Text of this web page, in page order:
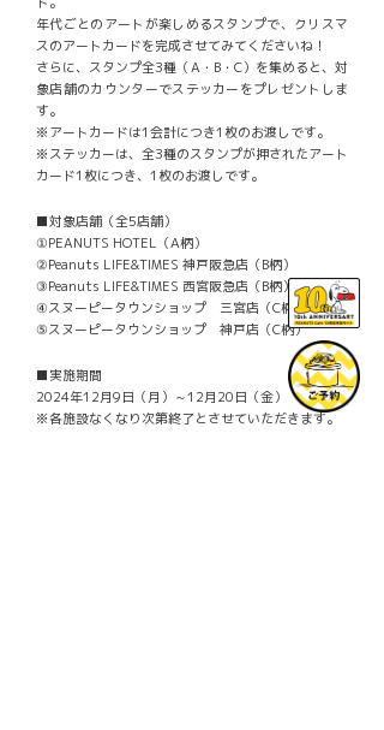
年代ごとのアートが楽しめるスタンプで、クリスマ
スのアートカードを完成させてみてくださいね！
さらに、スタンプ全3種（A・B・C）を集めると、対
象店舗のカウンターでステッカーをプレゼントしま
す。
※アートカードは1会計につき1枚のお渡しです。
※ステッカーは、全3種のスタンプが押されたアート
カード1枚につき、1枚のお渡しです。
■対象店舗（全5店舗）
①PEANUTS HOTEL（A柄）
②Peanuts LIFE&TIMES 神戸阪急店（B柄）
③Peanuts LIFE&TIMES 西宮阪急店（B柄）
④スヌーピータウンショップ 三宮店（C柄）
⑤スヌーピータウンショップ 神戸店（C柄）
■実施期間
2024年12月9日（月）～12月20日（金）
※各施設なくなり次第終了とさせていただきます。